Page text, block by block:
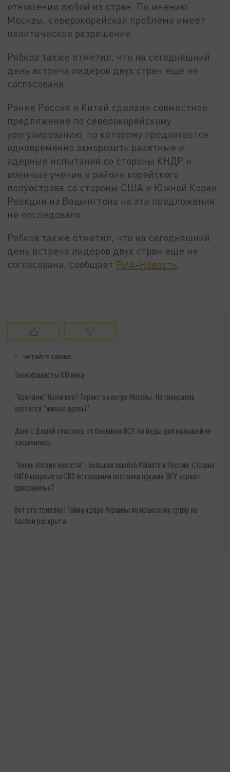
отношении любой из стран. По мнению
Москвы, северокорейская проблема имеет
политическое разрешение.
Рябков также отметил, что на сегодняшний
день встреча лидеров двух стран еще не
согласована.
Ранее Россия и Китай сделали совместное
предложение по северокорейскому
урегулированию, по которому предлагается
одновременно заморозить ракетные и
ядерные испытания со стороны КНДР и
военные учения в районе корейского
полуострова со стороны США и Южной Кореи.
Реакции из Вашингтона на эти предложения
не последовало.
Рябков также отметил, что на сегодняшний
день встреча лидеров двух стран еще не
согласована, сообщает РИА-Новости
ЧИТАЙТЕ ТАКЖЕ:
Технофашисты XXI века
"Кротами" были все? Теракт в центре Москвы: На генералов
охотятся "живые дроны"
Даня с Дашей спаслись от боевиков ВСУ. Но беды для малышей не
закончились
"Очень плохие новости": Большая ошибка Palantir в России. Страны
НАТО впервые за СВО остановили поставки оружия. ВСУ теряют
приграничье?
Вот это триллер! Тайна удара Украины по иранскому судну на
Каспии раскрыта